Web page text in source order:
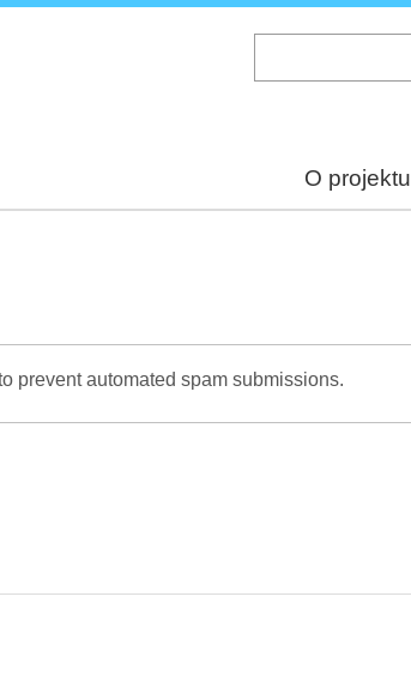
O projektu
prevent automated spam submissions.